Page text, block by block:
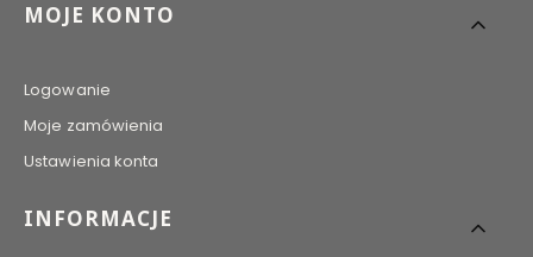
MOJE KONTO
Logowanie
Moje zamówienia
Ustawienia konta
INFORMACJE